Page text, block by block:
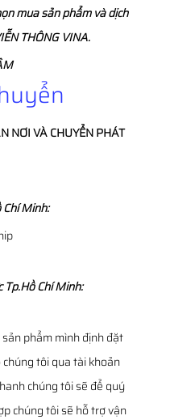
mua sản phẩm và dịch
THÔNG VINA.
NƠI VÀ CHUYỂN PHÁT
Minh:
Chí Minh:
phẩm mình định đặt
tôi qua tài khoản
chúng tôi sẽ để quý
chúng tôi sẽ hỗ trợ vận